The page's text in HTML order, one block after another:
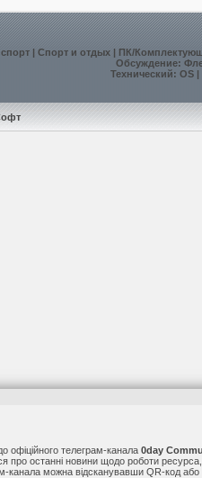
|Спорт и отдых |ПК/
Обсуждение:
Технический:OS |
офіційного телеграм-канала 0day
про останні новини щодо роботи
канала можна відсканувавши QR-код